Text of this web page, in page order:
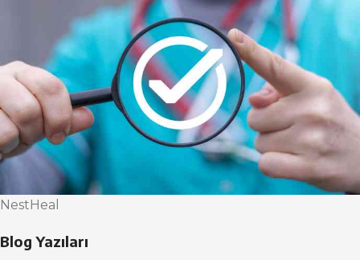
NestHeal
Blog Yazıları